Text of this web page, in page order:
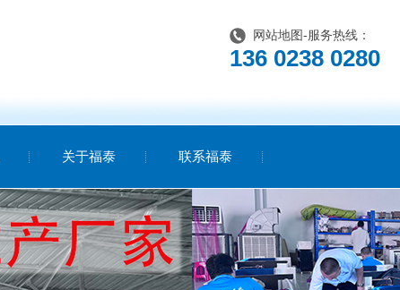
网站地图 -服务热线：
136 0238 0280
关于福泰 联系福泰